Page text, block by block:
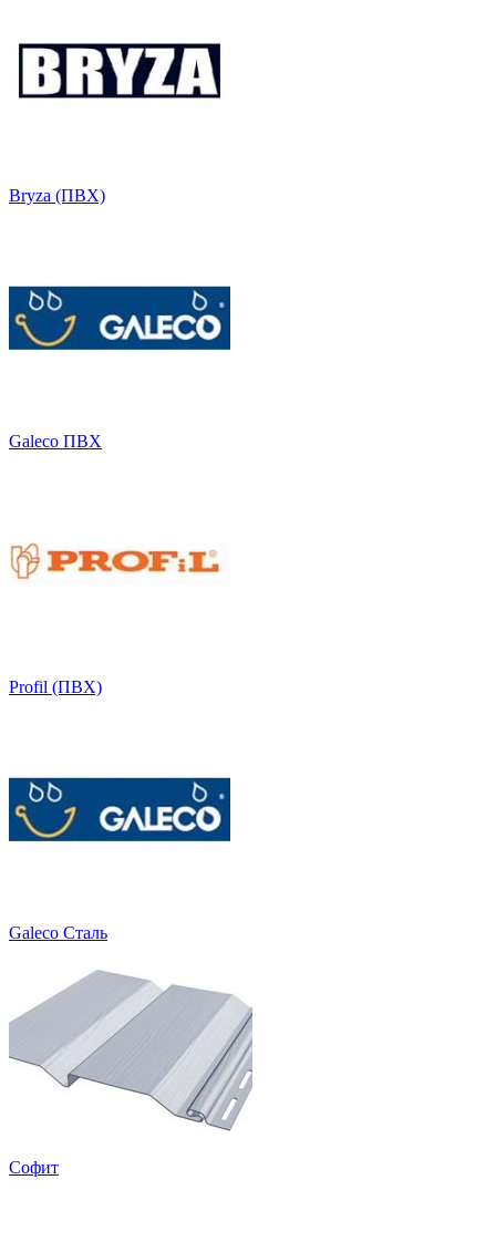
Bryza (ПВХ)
Galeco ПВХ
Profil (ПВХ)
Galeco Сталь
Софит